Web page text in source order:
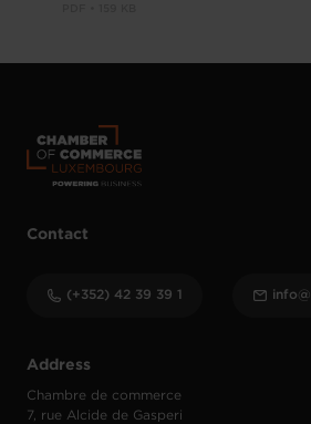
Address
Chambre de commerce
7, rue Alcide de Gasperi
Contact
(+352) 42 39 39 1